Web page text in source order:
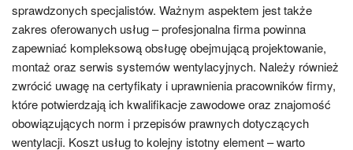
sprawdzonych specjalistów. Ważnym aspektem jest także
zakres oferowanych usług – profesjonalna firma powinna
zapewniać kompleksową obsługę obejmującą projektowanie,
montaż oraz serwis systemów wentylacyjnych. Należy również
zwrócić uwagę na certyfikaty i uprawnienia pracowników firmy,
które potwierdzają ich kwalifikacje zawodowe oraz znajomość
obowiązujących norm i przepisów prawnych dotyczących
wentylacji. Koszt usług to kolejny istotny element – warto